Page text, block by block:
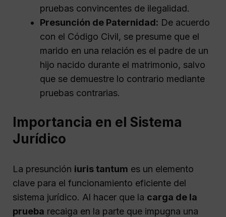
pruebas convincentes de ilegalidad.
Presunción de Paternidad: De acuerdo
con el Código Civil, se presume que el
marido en una relación es el padre de un
hijo nacido durante el matrimonio, salvo
que se demuestre lo contrario mediante
pruebas contrarias.
Importancia en el Sistema
Jurídico
La presunción iuris tantum es un elemento
clave para el funcionamiento eficiente del
sistema jurídico. Al hacer que la carga de la
prueba recaiga en la parte que impugna una